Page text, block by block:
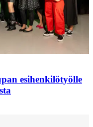
esihenkilötyölle